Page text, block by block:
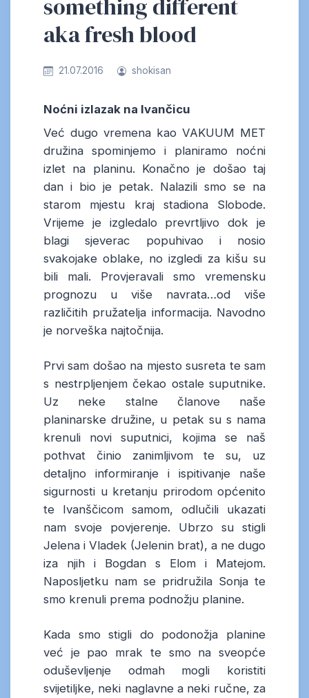
something different
aka fresh blood
21.07.2016 shokisan
Noćni izlazak na Ivančicu
Već dugo vremena kao VAKUUM MET
družina spominjemo i planiramo noćni
izlet na planinu. Konačno je došao taj
dan i bio je petak. Nalazili smo se na
starom mjestu kraj stadiona Slobode.
Vrijeme je izgledalo prevrtljivo dok je
blagi sjeverac popuhivao i nosio
svakojake oblake, no izgledi za kišu su
bili mali. Provjeravali smo vremensku
prognozu u više navrata…od više
različitih pružatelja informacija. Navodno
je norveška najtočnija.
Prvi sam došao na mjesto susreta te sam
s nestrpljenjem čekao ostale suputnike.
Uz neke stalne članove naše
planinarske družine, u petak su s nama
krenuli novi suputnici, kojima se naš
pothvat činio zanimljivom te su, uz
detaljno informiranje i ispitivanje naše
sigurnosti u kretanju prirodom općenito
te Ivanščicom samom, odlučili ukazati
nam svoje povjerenje. Ubrzo su stigli
Jelena i Vladek (Jelenin brat), a ne dugo
iza njih i Bogdan s Elom i Matejom.
Naposljetku nam se pridružila Sonja te
smo krenuli prema podnožju planine.
Kada smo stigli do podonožja planine
već je pao mrak te smo na sveopće
oduševljenje odmah mogli koristiti
svijetiljke, neki naglavne a neki ručne, za